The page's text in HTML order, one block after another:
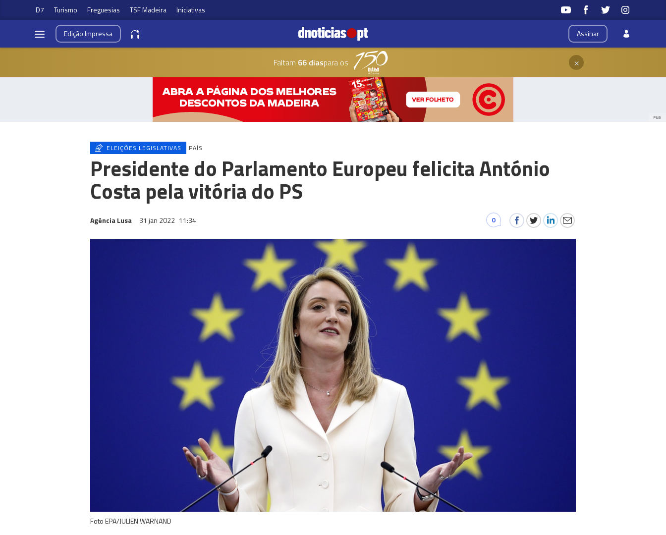
D7 Turismo Freguesias TSF Madeira Iniciativas
Assinar
EdiçãoImpressa
Faltam 66 diaspara os ×
PUB
ELEIÇÕES LEGISLATIVAS PAÍS
Presidente do Parlamento Europeu felicita António
Costa pela vitória do PS
Agência Lusa 31 jan 2022 11:34 0
Foto EPA/JULIEN WARNAND